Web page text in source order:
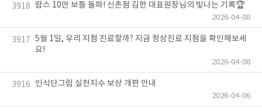
3918 람스 10만 보틀 돌파! 신촌점 김한 대표원장님의 빛나는 기록🏆
2026-04-08
3917 5월 1일, 우리 지점 진료할까? 지금 정상진료 지점을 확인해보세
요!
2026-04-08
3916 인식단그림 실천지수 보상 개편 안내
2026-04-06